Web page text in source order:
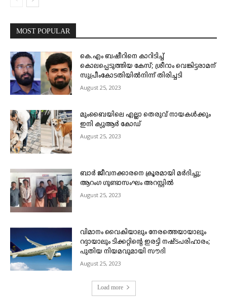
MOST POPULAR
കെ.എം ബഷീറിനെ കാറിടിച്ച്
കൊലപ്പെടുത്തിയ കേസ്; ശ്രീറാം വെങ്കിട്ടരാമന്
സുപ്രീംകോടതിയിൽനിന്ന് തിരിച്ചടി
August 25, 2023
മുംബൈയിലെ എല്ലാ തെരുവ് നായകൾക്കും
ഇനി ക്യുആർ കോഡ്
August 25, 2023
ബാർ ജീവനക്കാരനെ ക്രൂരമായി മർദിച്ചു;
ആറംഗ ഗുണ്ടാസംഘം അറസ്റ്റിൽ
August 25, 2023
വിമാനം വൈകിയാലും നേരത്തെയായാലും
റദ്ദായാലും ടിക്കറ്റിന്റെ ഇരട്ടി നഷ്ടപരിഹാരം;
പുതിയ നിയമവുമായി സൗദി
August 25, 2023
Load more